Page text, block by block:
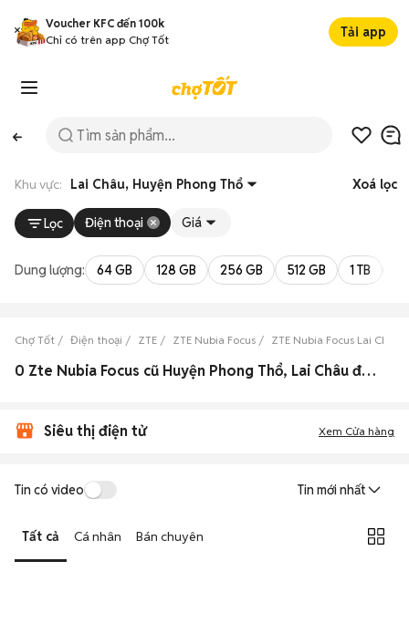
Voucher KFC đến 100k
Chỉ có trên app Chợ Tốt
Tải app
Khu vực: Lai Châu, Huyện Phong Thổ Xoá lọc
Lọc Điện thoại Giá
Dung lượng: 64 GB 128 GB 256 GB 512 GB 1 TB
Chợ Tốt Điện thoại ZTE ZTE Nubia Focus ZTE Nubia Focus Lai Châu
0 Zte Nubia Focus cũ Huyện Phong Thổ, Lai Châu đẹp
Siêu thị điện tử Xem Cửa hàng
Tin có video Tin mới nhất
Tất cả Cá nhân Bán chuyên